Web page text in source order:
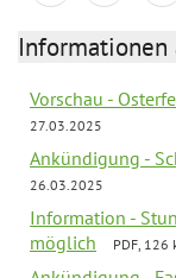
Informationen
Vorschau -
27.03.2025
Ankündigung -
26.03.2025
Information -
möglich
PDF, 126